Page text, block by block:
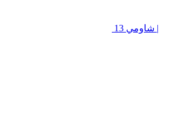
شاومي 13 |